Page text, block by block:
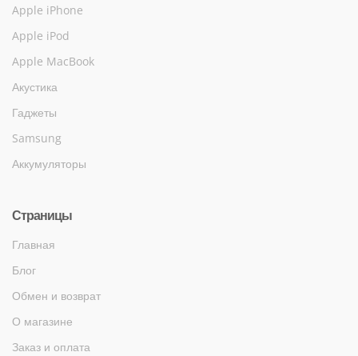
Apple iPhone
Apple iPod
Apple MacBook
Акустика
Гаджеты
Samsung
Аккумуляторы
Страницы
Главная
Блог
Обмен и возврат
О магазине
Заказ и оплата